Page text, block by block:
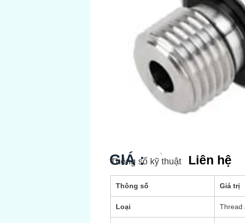
Thông số kỹ thuật
Thông số Giá trị
Loại Thread
Liên hệ
GIÁ :